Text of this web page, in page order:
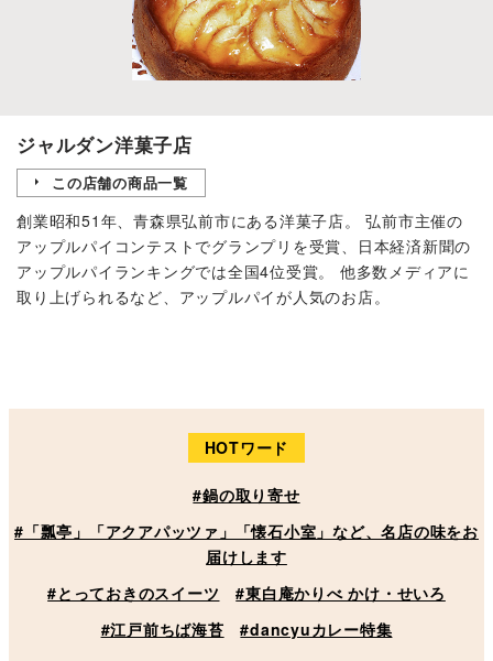
ジャルダン洋菓子店
この店舗の商品一覧
創業昭和51年、青森県弘前市にある洋菓子店。 弘前市主催の
アップルパイコンテストでグランプリを受賞、日本経済新聞の
アップルパイランキングでは全国4位受賞。 他多数メディアに
取り上げられるなど、アップルパイが人気のお店。
HOTワード
#鍋の取り寄せ
#「瓢亭」「アクアパッツァ」「懐石小室」など、名店の味をお
届けします
#とっておきのスイーツ
#東白庵かりべ かけ・せいろ
#江戸前ちば海苔
#dancyuカレー特集